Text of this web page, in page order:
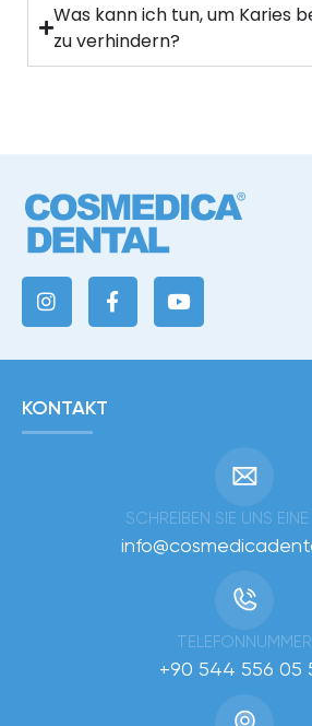
Was kann ich tun, um Karies
zu verhindern?
KONTAKT
SCHREIBEN SIE UNS
TELEFONNUMMER
+90 544 556 05